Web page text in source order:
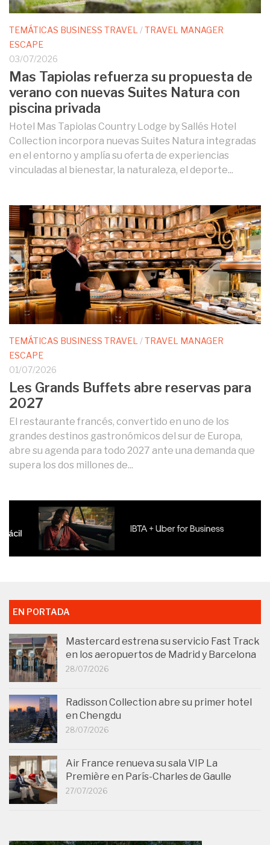
TEMÁTICAS BUSINESS TRAVEL /TRAVEL MANAGER
ESCAPE
03/07/2026
Mas Tapiolas refuerza su propuesta de
verano con nuevas Suites Natura con
piscina privada
Hotel Mas Tapiolas Country Lodge by Sallés Hotel
Collection incorpora nuevas Suites Natura integradas
en el entorno y amplía su oferta de experiencias
vinculadas al bienestar, la naturaleza, el deporte...
TEMÁTICAS BUSINESS TRAVEL /TRAVEL MANAGER
ESCAPE
01/07/2026
Les Grands Buffets abre reservas para
2027
El restaurante francés, convertido en uno de los
grandes destinos gastronómicos del sur de Europa,
abre su agenda para todo 2027 ante una demanda que
supera los dos millones de...
EN PORTADA
Mastercard estrena su servicio Fast Track
en los aeropuertos de Madrid y Barcelona
28/07/2026
Radisson Collection abre su primer hotel
en Chengdu
28/07/2026
Air France renueva su sala VIP La
Première en París-Charles de Gaulle
27/07/2026